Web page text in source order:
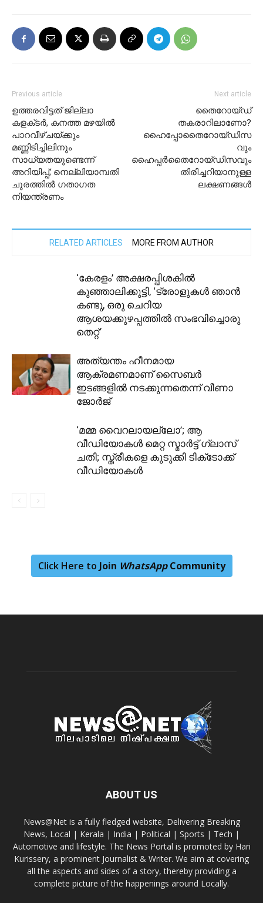
Previous article
ഉത്തരവിട്ടത് ജില്ലാ
കളക്‌ടർ, കനത്ത മഴയിൽ
പാറവീഴ്‌ചയ്ക്കും
മണ്ണിടിച്ചിലിനും
സാധ്യതയുണ്ടെന്ന്
അറിയിപ്പ്; നെല്ലിയാമ്പതി
ചുരത്തിൽ ഗതാഗത
നിയന്ത്രണം
Next article
തൈറോയ്ഡ്
തകരാറിലാണോ?
ഹൈപ്പോതൈറോയ്ഡിസ
വും
ഹൈപ്പർതൈറോയ്ഡിസവും
തിരിച്ചറിയാനുള്ള
ലക്ഷണങ്ങൾ
RELATED ARTICLES MORE FROM AUTHOR
‘കേരളം’ അക്ഷരപ്പിശകിൽ
കുഞ്ഞാലിക്കുട്ടി, ‘ട്രോളുകൾ ഞാൻ
കണ്ടു, ഒരു ചെറിയ
ആശയക്കുഴപ്പത്തിൽ സംഭവിച്ചൊരു
തെറ്റ്’
അത്യന്തം ഹീനമായ
ആക്രമണമാണ് സൈബർ
ഇടങ്ങളിൽ നടക്കുന്നതെന്ന് വീണാ
ജോർജ്
‘മമ്മ വൈറലായല്ലോ’; ആ
വീഡിയോകള്‍ മെറ്റ സ്മാര്‍ട്ട് ഗ്ലാസ്
ചതി; സ്ത്രീകളെ കുടുക്കി ടിക്‌ടോക്ക്
വീഡിയോകള്‍
Click Here to Join WhatsAppCommunity
ABOUT US
News@Net is a fully fledged website, Delivering Breaking
News, Local | Kerala | India | Political | Sports | Tech |
Automotive and lifestyle. The News Portal is promoted by Hari
Kurissery, a prominent Journalist & Writer. We aim at covering
all the aspects and sides of a story, thereby providing a
complete picture of the happenings around Locally.